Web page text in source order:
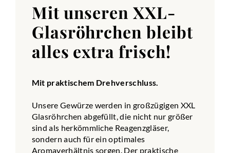
Mit unseren XXL-
Glasröhrchen bleibt
alles extra frisch!
Mit praktischem Drehverschluss.
Unsere Gewürze werden in großzügigen XXL
Glasröhrchen abgefüllt, die nicht nur größer
sind als herkömmliche Reagenzgläser,
sondern auch für ein optimales
Aromaverhältnis sorgen. Der praktische